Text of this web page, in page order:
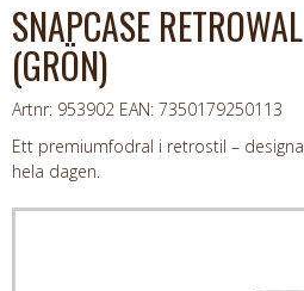
SNAPCASE
(GRÖN)
Artnr: 953902 EAN: 7350179250113
Ett premiumfodral i retrostil –
hela dagen.